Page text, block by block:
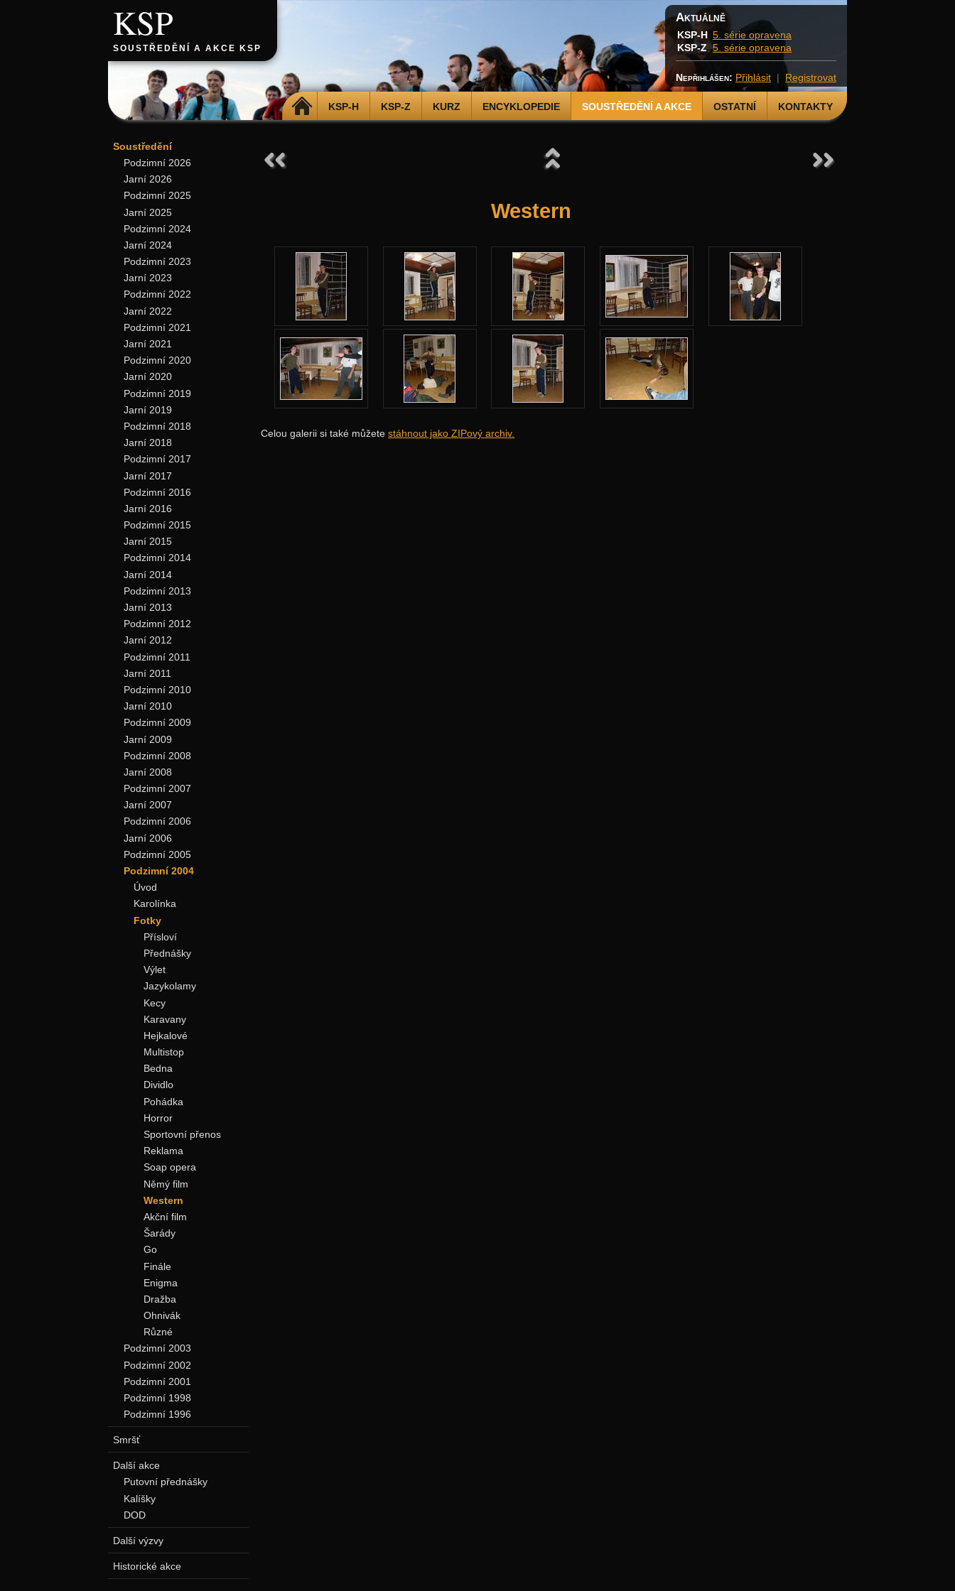
KSP
SOUSTŘEDĚNÍ A AKCE KSP
DOMŮ KSP-H KSP-Z KURZ ENCYKLOPEDIE SOUSTŘEDĚNÍ A AKCE OSTATNÍ KONTAKTY
Aktuálně
KSP-H 5. série opravena
KSP-Z 5. série opravena
Nepřihlášen: Přihlásit | Registrovat
Western
Celou galerii si také můžetestáhnout jako ZIPový archiv.
Soustředění
Podzimní 2026
Jarní 2026
Podzimní 2025
Jarní 2025
Podzimní 2024
Jarní 2024
Podzimní 2023
Jarní 2023
Podzimní 2022
Jarní 2022
Podzimní 2021
Jarní 2021
Podzimní 2020
Jarní 2020
Podzimní 2019
Jarní 2019
Podzimní 2018
Jarní 2018
Podzimní 2017
Jarní 2017
Podzimní 2016
Jarní 2016
Podzimní 2015
Jarní 2015
Podzimní 2014
Jarní 2014
Podzimní 2013
Jarní 2013
Podzimní 2012
Jarní 2012
Podzimní 2011
Jarní 2011
Podzimní 2010
Jarní 2010
Podzimní 2009
Jarní 2009
Podzimní 2008
Jarní 2008
Podzimní 2007
Jarní 2007
Podzimní 2006
Jarní 2006
Podzimní 2005
Podzimní 2004
Úvod
Karolínka
Fotky
Přísloví
Přednášky
Výlet
Jazykolamy
Kecy
Karavany
Hejkalové
Multistop
Bedna
Dividlo
Pohádka
Horror
Sportovní přenos
Reklama
Soap opera
Němý film
Western
Akční film
Šarády
Go
Finále
Enigma
Dražba
Ohnivák
Různé
Podzimní 2003
Podzimní 2002
Podzimní 2001
Podzimní 1998
Podzimní 1996
Smršť
Další akce
Putovní přednášky
Kalíšky
DOD
Další výzvy
Historické akce